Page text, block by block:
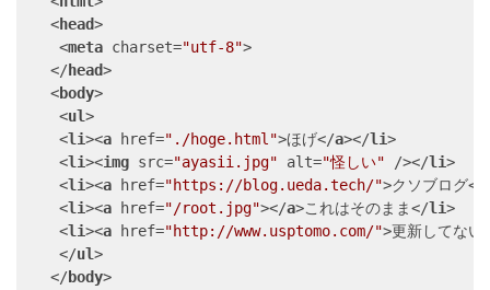
<head>
<meta charset="utf-8">
</head>
<body>
<ul>
<li><a href="./hoge.html">ほげ</a></li>
<li><img src="ayasii.jpg" alt="怪しい" /></li>
<li><a href="https://blog.ueda.tech/">クソブログ</
<li><a href="/root.jpg"></a>これはそのまま</li>
<li><a href="http://www.usptomo.com/">更新してない
</ul>
</body>